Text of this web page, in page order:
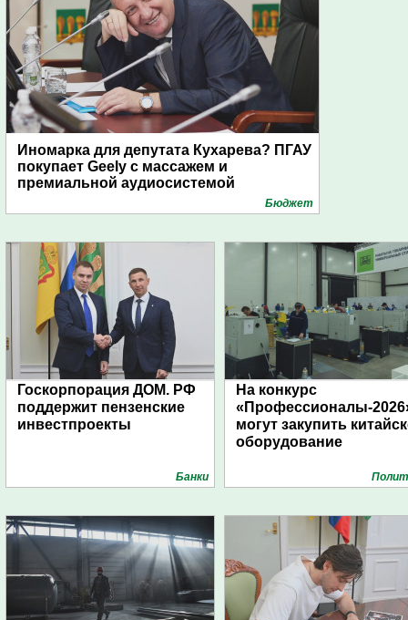
Иномарка для депутата Кухарева? ПГАУ
покупает Geely с массажем и
премиальной аудиосистемой
Бюджет
Госкорпорация ДОМ. РФ
поддержит пензенские
инвестпроекты
Банки
На конкурс
«Профессионалы-
могут закупить
оборудование